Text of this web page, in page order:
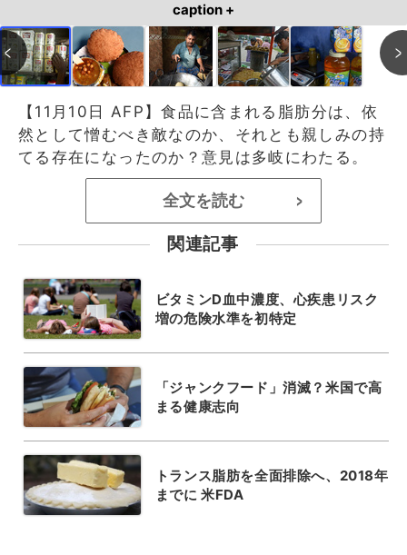
caption +
【11月10日 AFP】食品に含まれる脂肪分は、依
然として憎むべき敵なのか、それとも親しみの持
てる存在になったのか？意見は多岐にわたる。
全文を読む >
関連記事
ビタミンD血中濃度、心疾患リスク
増の危険水準を初特定
「ジャンクフード」消滅？米国で高
まる健康志向
トランス脂肪を全面排除へ、2018年
までに 米FDA